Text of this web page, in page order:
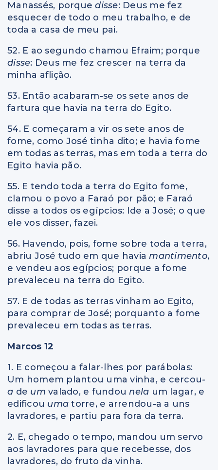
Manassés, porquedisse: Deus me fez
esquecer de todo o meu trabalho, e de
toda a casa de meu pai.
52. E ao segundo chamou Efraim; porque
disse: Deus me fez crescer na terra da
minha aflição.
53. Então acabaram-se os sete anos de
fartura que havia na terra do Egito.
54. E começaram a vir os sete anos de
fome, como José tinha dito; e havia fome
em todas as terras, mas em toda a terra do
Egito havia pão.
55. E tendo toda a terra do Egito fome,
clamou o povo a Faraó por pão; e Faraó
disse a todos os egípcios: Ide a José; o que
ele vos disser, fazei.
56. Havendo, pois, fome sobre toda a terra,
abriu José tudo em que haviamantimento,
e vendeu aos egípcios; porque a fome
prevaleceu na terra do Egito.
57. E de todas as terras vinham ao Egito,
para comprar de José; porquanto a fome
prevaleceu em todas as terras.
Marcos 12
1. E começou a falar-lhes por parábolas:
Um homem plantou uma vinha, e cercou-
a de um valado, e fundounela um lagar, e
edificou umatorre, e arrendou-a a uns
lavradores, e partiu para fora da terra.
2. E, chegado o tempo, mandou um servo
aos lavradores para que recebesse, dos
lavradores, do fruto da vinha.